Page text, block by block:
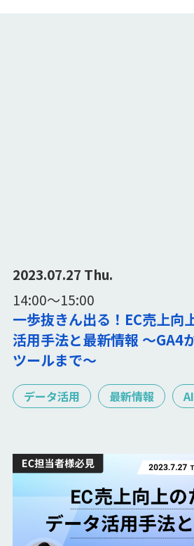
2023.07.27 Thu.
14:00〜15:00
一歩抜きん出る！EC売上向
活用手法と最新情報 〜GA4
ツールまで〜
データ活用 最新情報
AI